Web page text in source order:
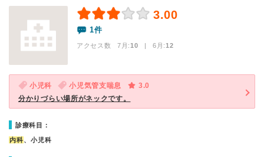
3.00
1件
アクセス数 7月:10 | 6月:12
小児科 小児気管支喘息
3.0
分かりづらい場所がネックです。
診療科目：
内科、小児科